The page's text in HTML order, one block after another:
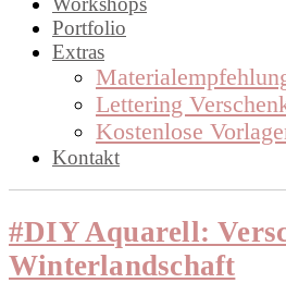
rund um das Thema
Portfolio
Extras
Lettering
Kostenlose
Kontakt
#DIY Aquarell:
Winterlandschaft